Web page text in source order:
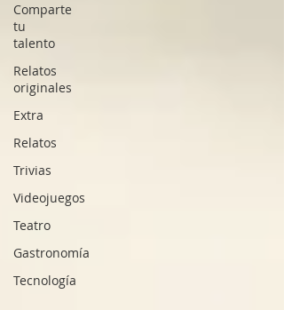
Comparte
tu
talento
Relatos
originales
Extra
Relatos
Trivias
Videojuegos
Teatro
Gastronomía
Tecnología